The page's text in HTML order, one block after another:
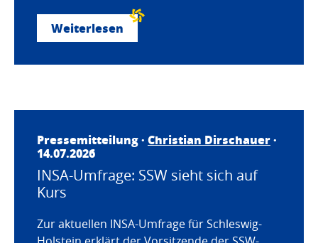
Weiterlesen
Pressemitteilung · Christian Dirschauer·
14.07.2026
INSA-Umfrage: SSW sieht sich auf
Kurs
Zur aktuellen INSA-Umfrage für Schleswig-